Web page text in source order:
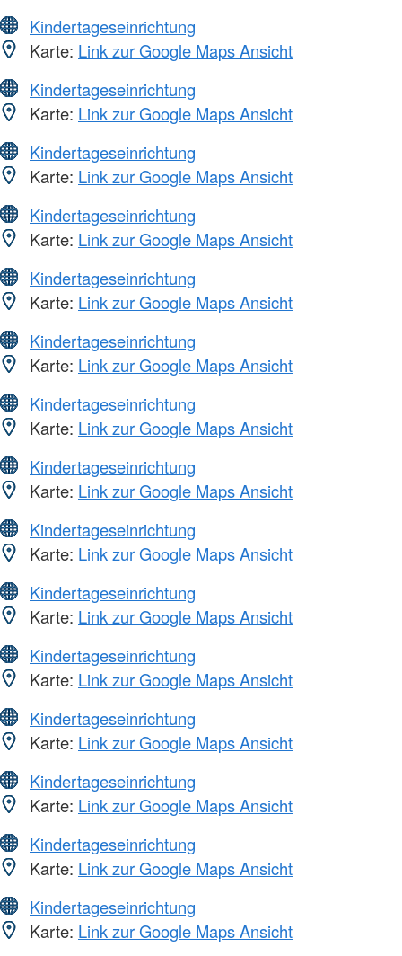
Kindertageseinrichtung
Karte: Link zur Google Maps Ansicht
Kindertageseinrichtung
Karte: Link zur Google Maps Ansicht
Kindertageseinrichtung
Karte: Link zur Google Maps Ansicht
Kindertageseinrichtung
Karte: Link zur Google Maps Ansicht
Kindertageseinrichtung
Karte: Link zur Google Maps Ansicht
Kindertageseinrichtung
Karte: Link zur Google Maps Ansicht
Kindertageseinrichtung
Karte: Link zur Google Maps Ansicht
Kindertageseinrichtung
Karte: Link zur Google Maps Ansicht
Kindertageseinrichtung
Karte: Link zur Google Maps Ansicht
Kindertageseinrichtung
Karte: Link zur Google Maps Ansicht
Kindertageseinrichtung
Karte: Link zur Google Maps Ansicht
Kindertageseinrichtung
Karte: Link zur Google Maps Ansicht
Kindertageseinrichtung
Karte: Link zur Google Maps Ansicht
Kindertageseinrichtung
Karte: Link zur Google Maps Ansicht
Kindertageseinrichtung
Karte: Link zur Google Maps Ansicht